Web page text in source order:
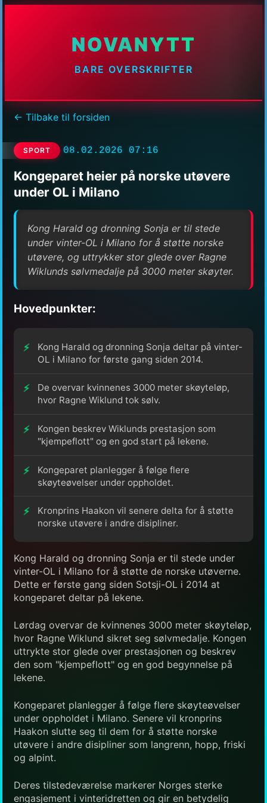
NOVANYTT
BARE OVERSKRIFTER
← Tilbake til forsiden
SPORT 08.02.2026 07:16
Kongeparet heier på norske utøvere
under OL i Milano
Kong Harald og dronning Sonja er til stede
under vinter-OL i Milano for å støtte norske
utøvere, og uttrykker stor glede over Ragne
Wiklunds sølvmedalje på 3000 meter skøyter.
Hovedpunkter:
Kong Harald og dronning Sonja deltar på vinter-
OL i Milano for første gang siden 2014.
De overvar kvinnenes 3000 meter skøyteløp,
hvor Ragne Wiklund tok sølv.
Kongen beskrev Wiklunds prestasjon som
"kjempeflott" og en god start på lekene.
Kongeparet planlegger å følge flere
skøyteøvelser under oppholdet.
Kronprins Haakon vil senere delta for å støtte
norske utøvere i andre disipliner.
Kong Harald og dronning Sonja er til stede under
vinter-OL i Milano for å støtte de norske utøverne.
Dette er første gang siden Sotsji-OL i 2014 at
kongeparet deltar på lekene.
Lørdag overvar de kvinnenes 3000 meter skøyteløp,
hvor Ragne Wiklund sikret seg sølvmedalje. Kongen
uttrykte stor glede over prestasjonen og beskrev
den som "kjempeflott" og en god begynnelse på
lekene.
Kongeparet planlegger å følge flere skøyteøvelser
under oppholdet i Milano. Senere vil kronprins
Haakon slutte seg til dem for å støtte norske
utøvere i andre disipliner som langrenn, hopp, friski
og alpint.
Deres tilstedeværelse markerer Norges sterke
engasjement i vinteridretten og gir en betydelig